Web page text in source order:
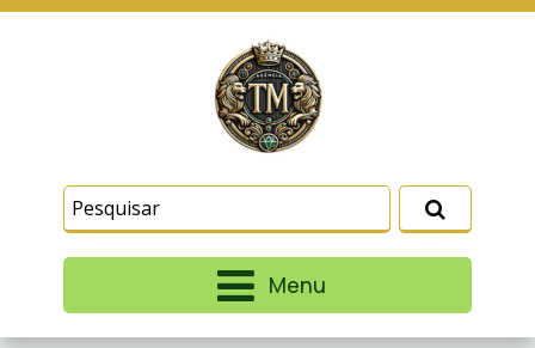
Menu
similares para lembrar e entender como você usa
nosso site, analisar seu uso de nossos produtos
e serviços, ajudar com nossos esforços de
marketing e fornecer conteúdo de terceiros. Leia
Termos e CondiçõesePolítica de